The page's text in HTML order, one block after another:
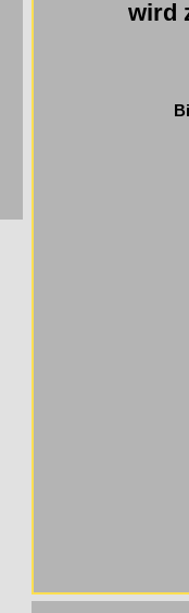
wird